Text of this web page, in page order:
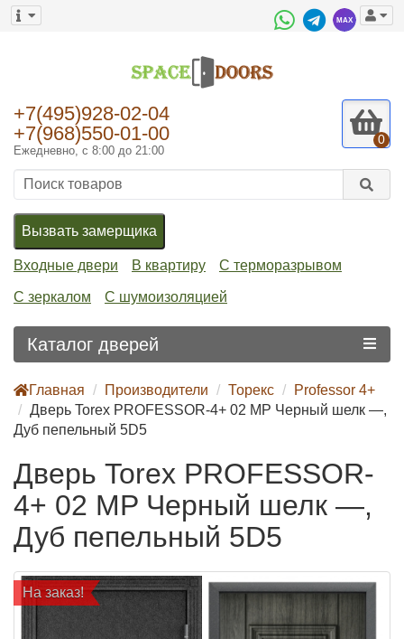
+7(495)928-02-04
+7(968)550-01-00
Ежедневно, с 8:00 до 21:00
0
Вызвать замерщика
Входные двери В квартиру С терморазрывом
С зеркалом С шумоизоляцией
Каталог дверей
Главная Производители Торекс
Professor 4+
Дверь Torex PROFESSOR-4+ 02 MP Черный шелк —,
Дуб пепельный 5D5
Дверь Torex PROFESSOR-
4+ 02 MP Черный шелк —,
Дуб пепельный 5D5
На заказ!